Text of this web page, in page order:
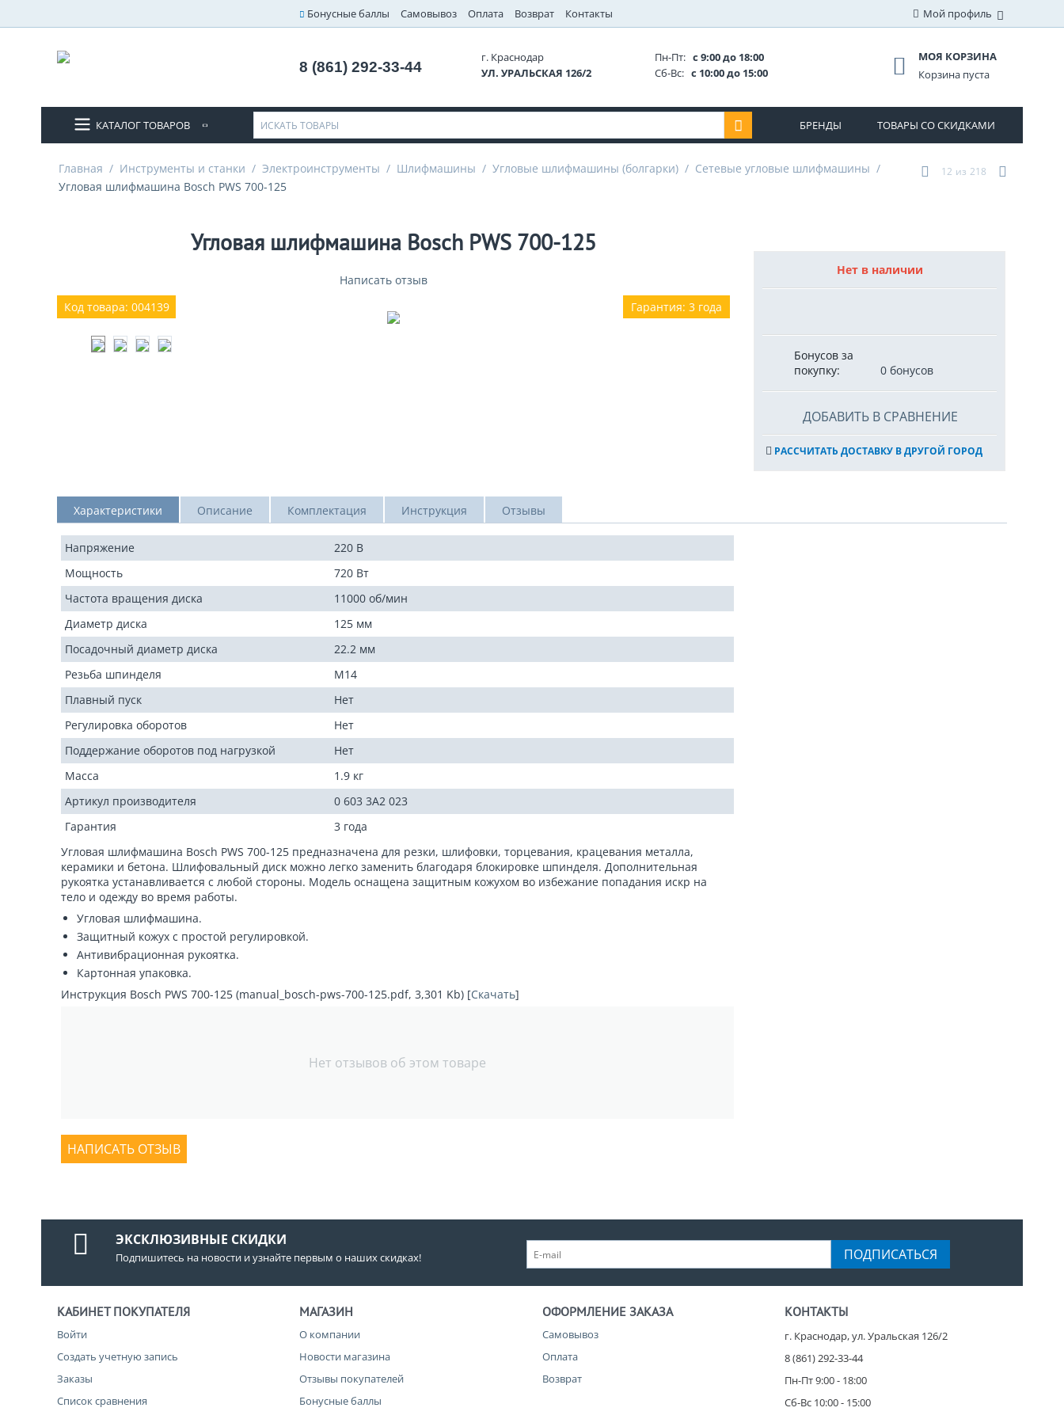
Бонусные баллы Самовывоз Оплата Возврат Контакты Мой профиль
8 (861) 292-33-44
г. Краснодар
УЛ. УРАЛЬСКАЯ 126/2
Пн-Пт: с 9:00 до 18:00
Сб-Вс: с 10:00 до 15:00
МОЯ КОРЗИНА
Корзина пуста
КАТАЛОГ ТОВАРОВ БРЕНДЫ ТОВАРЫ СО СКИДКАМИ
Главная / Инструменты и станки / Электроинструменты / Шлифмашины / Угловые шлифмашины (болгарки) / Сетевые угловые шлифмашины /
Угловая шлифмашина Bosch PWS 700-125
12 из 218
Угловая шлифмашина Bosch PWS 700-125
Написать отзыв
Гарантия: 3 года
Код товара: 004139
Нет в наличии
Бонусов за
покупку:
0 бонусов
ДОБАВИТЬ В СРАВНЕНИЕ
РАССЧИТАТЬ ДОСТАВКУ В ДРУГОЙ ГОРОД
Характеристики Описание Комплектация Инструкция Отзывы
Напряжение
220 В
Мощность
720 Вт
Частота вращения диска
11000 об/мин
Диаметр диска
125 мм
Посадочный диаметр диска
22.2 мм
Резьба шпинделя
М14
Плавный пуск
Нет
Регулировка оборотов
Нет
Поддержание оборотов под нагрузкой
Нет
Масса
1.9 кг
Артикул производителя
0 603 3A2 023
Гарантия
3 года
Угловая шлифмашина Bosch PWS 700-125 предназначена для резки, шлифовки, торцевания, крацевания металла,
керамики и бетона. Шлифовальный диск можно легко заменить благодаря блокировке шпинделя. Дополнительная
рукоятка устанавливается с любой стороны. Модель оснащена защитным кожухом во избежание попадания искр на
тело и одежду во время работы.
Угловая шлифмашина.
Защитный кожух с простой регулировкой.
Антивибрационная рукоятка.
Картонная упаковка.
Инструкция Bosch PWS 700-125 (manual_bosch-pws-700-125.pdf, 3,301 Kb) [Скачать]
Нет отзывов об этом товаре
НАПИСАТЬ ОТЗЫВ
ЭКСКЛЮЗИВНЫЕ СКИДКИ
Подпишитесь на новости и узнайте первым о наших скидках! ПОДПИСАТЬСЯ
КАБИНЕТ ПОКУПАТЕЛЯ
Войти
Создать учетную запись
Заказы
Список сравнения
МАГАЗИН
О компании
Новости магазина
Отзывы покупателей
Бонусные баллы
ОФОРМЛЕНИЕ ЗАКАЗА
Самовывоз
Оплата
Возврат
КОНТАКТЫ
г. Краснодар, ул. Уральская 126/2
8 (861) 292-33-44
Пн-Пт 9:00 - 18:00
Сб-Вс 10:00 - 15:00